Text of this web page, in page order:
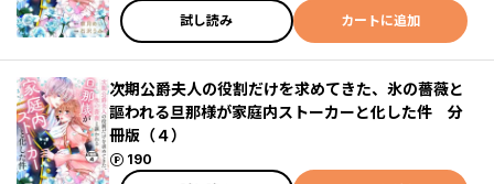
試し読み
カートに追加
次期公爵夫人の役割だけを求めてきた、氷の薔薇と
謳われる旦那様が家庭内ストーカーと化した件 分
冊版（４）
190
ポイント